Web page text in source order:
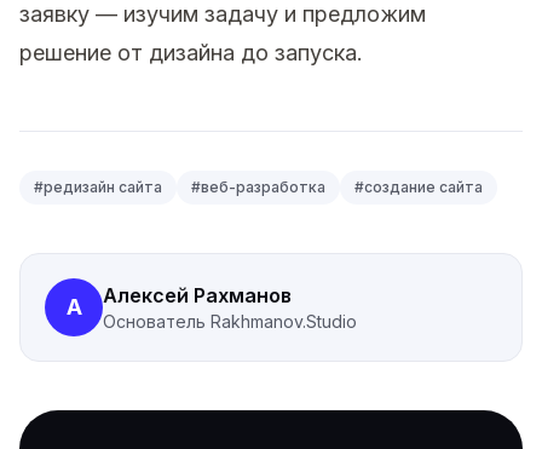
заявку — изучим задачу и предложим
решение от дизайна до запуска.
#редизайн сайта #веб-разработка #создание сайта
А Алексей Рахманов
Основатель Rakhmanov.Studio